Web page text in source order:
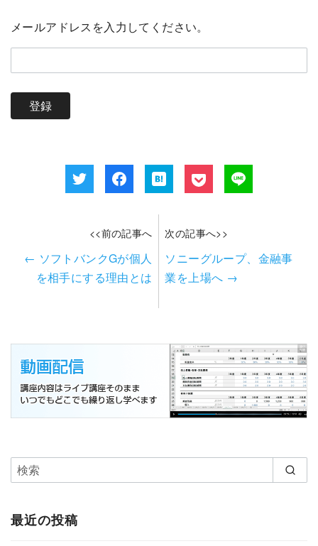
メールアドレスを入力してください。
<<前の記事へ
← ソフトバンクGが個人
を相手にする理由とは
次の記事へ>>
ソニーグループ、金融事
業を上場へ →
最近の投稿